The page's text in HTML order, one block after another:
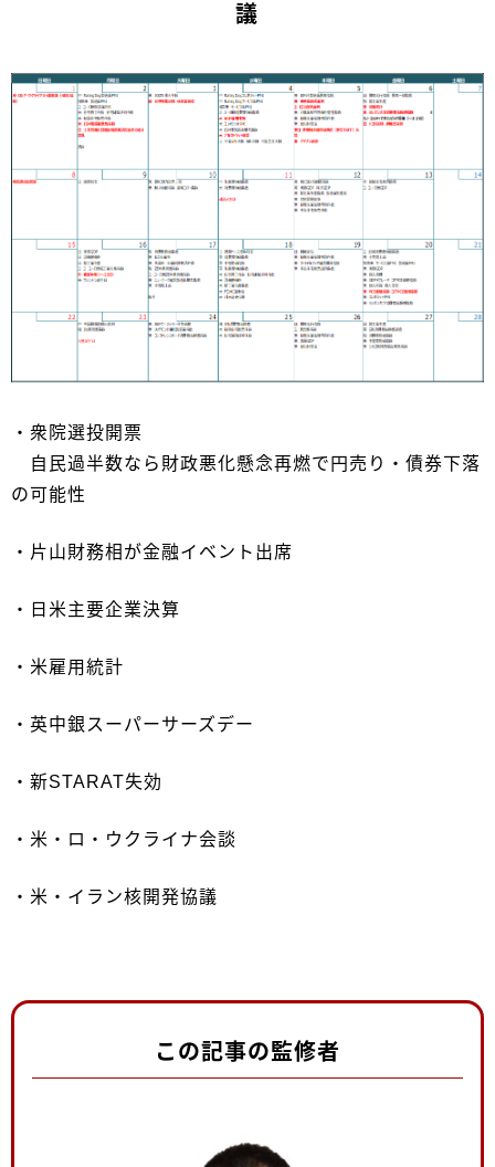
議
・衆院選投開票
自民過半数なら財政悪化懸念再燃で円売り・債券下落
の可能性
・片山財務相が金融イベント出席
・日米主要企業決算
・米雇用統計
・英中銀スーパーサーズデー
・新STARAT失効
・米・ロ・ウクライナ会談
・米・イラン核開発協議
この記事の監修者